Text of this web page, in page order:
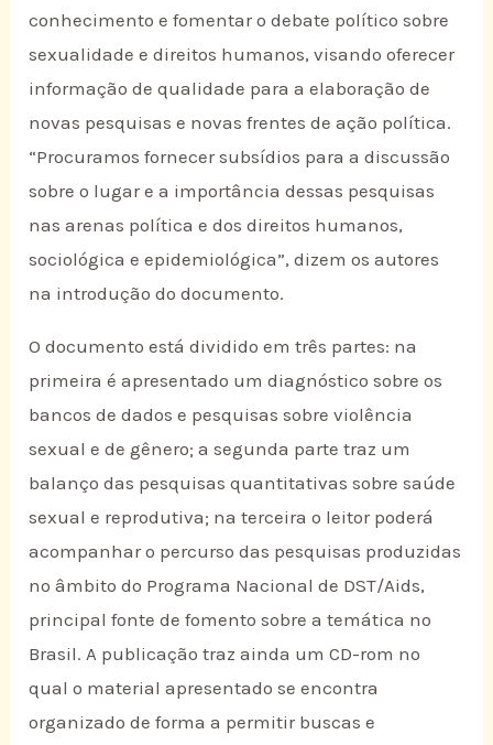
conhecimento e fomentar o debate político sobre
sexualidade e direitos humanos, visando oferecer
informação de qualidade para a elaboração de
novas pesquisas e novas frentes de ação política.
“Procuramos fornecer subsídios para a discussão
sobre o lugar e a importância dessas pesquisas
nas arenas política e dos direitos humanos,
sociológica e epidemiológica”, dizem os autores
na introdução do documento.
O documento está dividido em três partes: na
primeira é apresentado um diagnóstico sobre os
bancos de dados e pesquisas sobre violência
sexual e de gênero; a segunda parte traz um
balanço das pesquisas quantitativas sobre saúde
sexual e reprodutiva; na terceira o leitor poderá
acompanhar o percurso das pesquisas produzidas
no âmbito do Programa Nacional de DST/Aids,
principal fonte de fomento sobre a temática no
Brasil. A publicação traz ainda um CD-rom no
qual o material apresentado se encontra
organizado de forma a permitir buscas e